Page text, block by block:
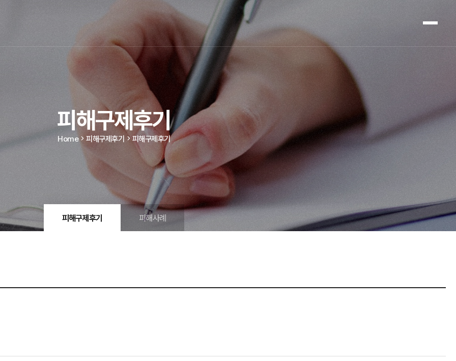
피해구제후기
Home 피해구제후기 피해구제후기
피해구제후기 피해사례